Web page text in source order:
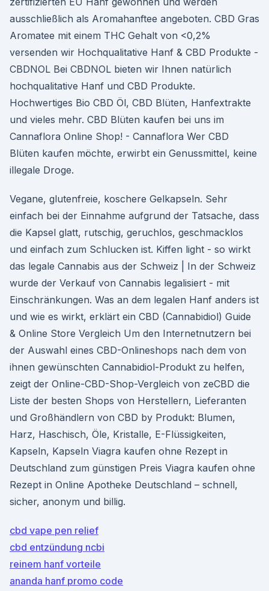
ausschließlich als Aromahanftee angeboten. CBD Gras
Aromatee mit einem THC Gehalt von <0,2%
versenden wir Hochqualitative Hanf & CBD Produkte -
CBDNOL Bei CBDNOL bieten wir Ihnen natürlich
hochqualitative Hanf und CBD Produkte.
Hochwertiges Bio CBD Öl, CBD Blüten, Hanfextrakte
und vieles mehr. CBD Blüten kaufen bei uns im
Cannaflora Online Shop! - Cannaflora Wer CBD
Blüten kaufen möchte, erwirbt ein Genussmittel, keine
illegale Droge.
Vegane, glutenfreie, koschere Gelkapseln. Sehr
einfach bei der Einnahme aufgrund der Tatsache, dass
die Kapsel glatt, rutschig, geruchlos, geschmacklos
und einfach zum Schlucken ist. Kiffen light - so wirkt
das legale Cannabis aus der Schweiz | In der Schweiz
wurde der Verkauf von Cannabis legalisiert - mit
Einschränkungen. Was an dem legalen Hanf anders ist
und wie es wirkt, erklärt ein CBD (Cannabidiol) Guide
& Online Store Vergleich Um den Internetnutzern bei
der Auswahl eines CBD-Onlineshops nach dem von
ihnen gewünschten Cannabidiol-Produkt zu helfen,
zeigt der Online-CBD-Shop-Vergleich von zeCBD die
Liste der besten Shops von Herstellern, Lieferanten
und Großhändlern von CBD by Produkt: Blumen,
Harz, Haschisch, Öle, Kristalle, E-Flüssigkeiten,
Kapseln, Kapseln Viagra kaufen ohne Rezept in
Deutschland zum günstigen Preis Viagra kaufen ohne
Rezept in Online Apotheke Deutschland – schnell,
sicher, anonym und billig.
cbd vape pen relief
cbd entzündung ncbi
reinem hanf vorteile
ananda hanf promo code